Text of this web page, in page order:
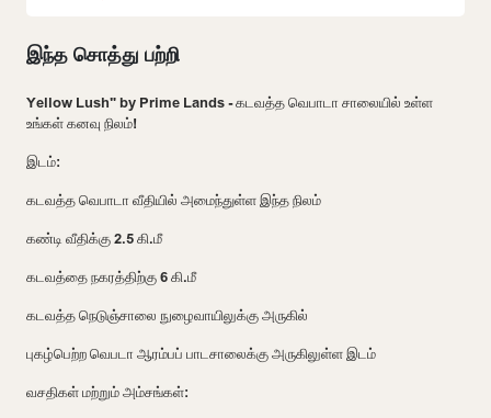
இந்த சொத்து பற்றி
Yellow Lush" by Prime Lands - கடவத்த வெபாடா சாலையில் உள்ள
உங்கள் கனவு நிலம்!
இடம்:
கடவத்த வெபாடா வீதியில் அமைந்துள்ள இந்த நிலம்
கண்டி வீதிக்கு 2.5 கி.மீ
கடவத்தை நகரத்திற்கு 6 கி.மீ
கடவத்த நெடுஞ்சாலை நுழைவாயிலுக்கு அருகில்
புகழ்பெற்ற வெபடா ஆரம்பப் பாடசாலைக்கு அருகிலுள்ள இடம்
வசதிகள் மற்றும் அம்சங்கள்: